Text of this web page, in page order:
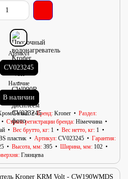
Артикул
CV023245
Наличие
В наличии
Белый Бренд Kroner
Раздел
Страна регистрации бренда Німеччина
Вес брутто, кг 1 Вес нетто, кг 1
пластик Артикул CV023245
Гарантия
Высота, мм 395 Ширина, мм 102
Глянцева